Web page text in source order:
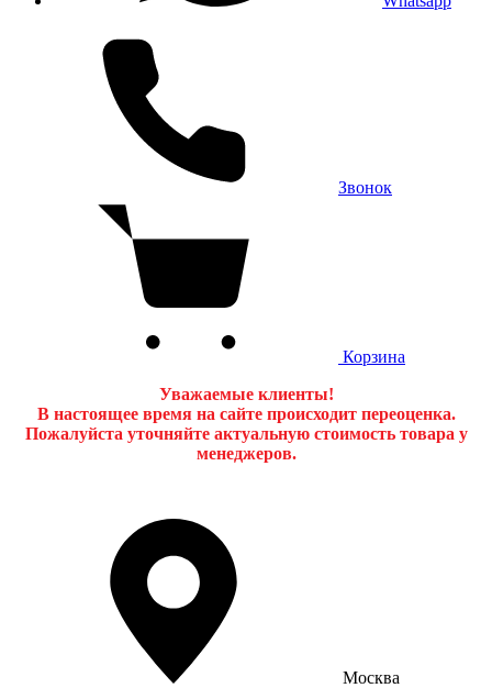
Звонок
Корзина
Уважаемые клиенты!
В настоящее время на сайте происходит переоценка.
Пожалуйста уточняйте актуальную стоимость товара у
менеджеров.
Москва